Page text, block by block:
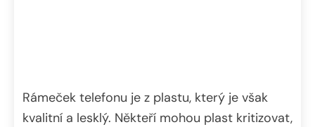
Rámeček telefonu je z plastu, který je však
kvalitní a lesklý. Někteří mohou plast kritizovat,